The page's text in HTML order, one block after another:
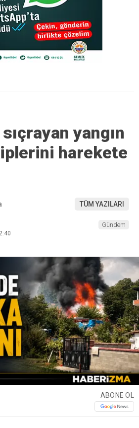
yangın
harekete
TÜM YAZILARI
12:40
Gündem
ABONE OL